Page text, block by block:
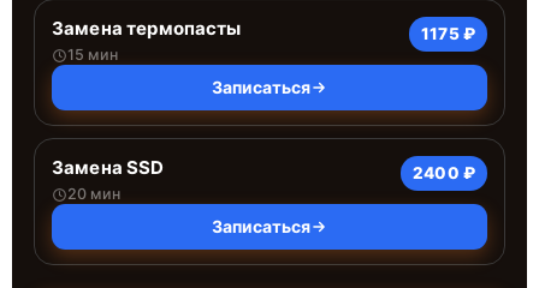
Замена термопасты
15 мин
1175 ₽
Записаться
Замена SSD
20 мин
2400 ₽
Записаться